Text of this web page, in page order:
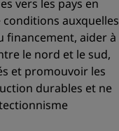
vers les pays en
auxquelles
financement, aider à
le nord et le sud,
et promouvoir les
durables et ne